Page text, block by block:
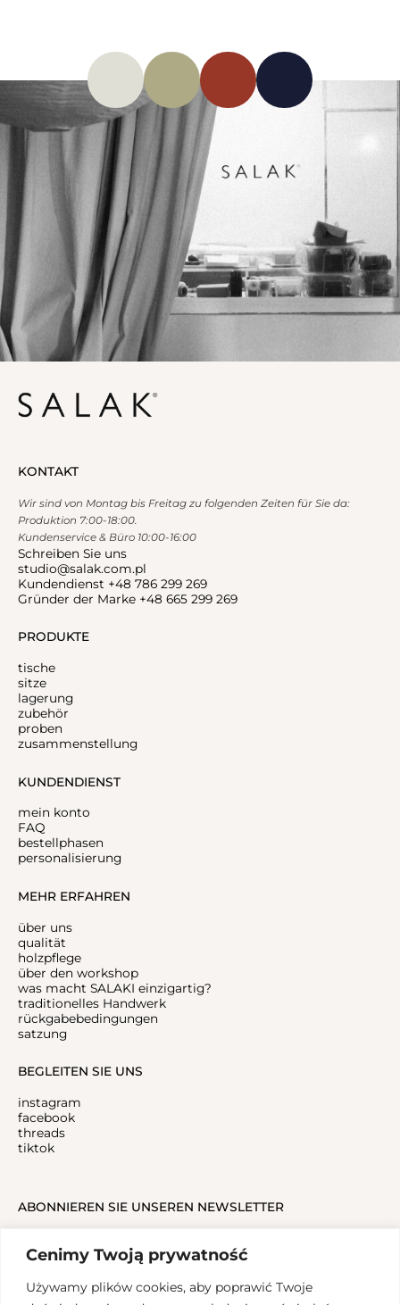
Cenimy Twoją prywatność
Używamy plików cookies, aby poprawić Twoje
PRODUKTE
tische
sitze
lagerung
zubehör
proben
zusammenstellung
KUNDENDIENST
mein konto
FAQ
bestellphasen
personalisierung
KONTAKT
Wir sind von Montag bis Freitag zu folgenden Zeiten für Sie da:
Produktion 7:00-18:00.
Kundenservice & Büro 10:00-16:00
Schreiben Sie uns
studio@salak.com.pl
Kundendienst +48 786 299 269
Gründer der Marke +48 665 299 269
MEHR ERFAHREN
über uns
qualität
holzpflege
über den workshop
was macht SALAKI einzigartig?
traditionelles Handwerk
rückgabebedingungen
satzung
BEGLEITEN SIE UNS
instagram
facebook
threads
tiktok
ABONNIEREN SIE UNSEREN NEWSLETTER